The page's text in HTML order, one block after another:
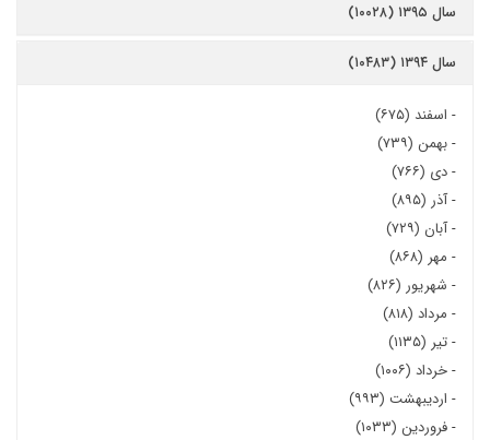
سال ۱۳۹۵ (۱۰۰۲۸)
سال ۱۳۹۴ (۱۰۴۸۳)
- اسفند (۶۷۵)
-بهمن (۷۳۹)
-دی (۷۶۶)
-آذر (۸۹۵)
-آبان (۷۲۹)
- مهر (۸۶۸)
- شهریور (۸۲۶)
- مرداد (۸۱۸)
-تیر (۱۱۳۵)
-خرداد (۱۰۰۶)
- اردیبهشت (۹۹۳)
-فروردین (۱۰۳۳)